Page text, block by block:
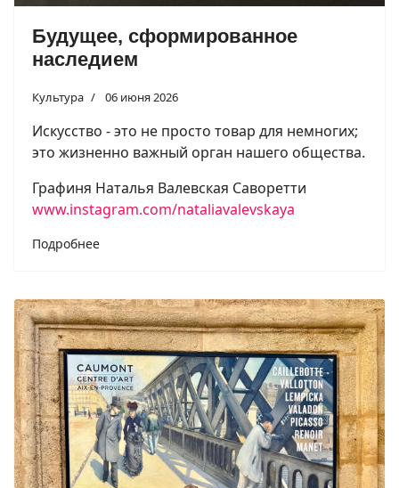
Будущее, сформированное
наследием
Культура 06 июня 2026
Искусство - это не просто товар для немногих;
это жизненно важный орган нашего общества.
Графиня Наталья Валевская Саворетти
www.instagram.com/nataliavalevskaya
Подробнее